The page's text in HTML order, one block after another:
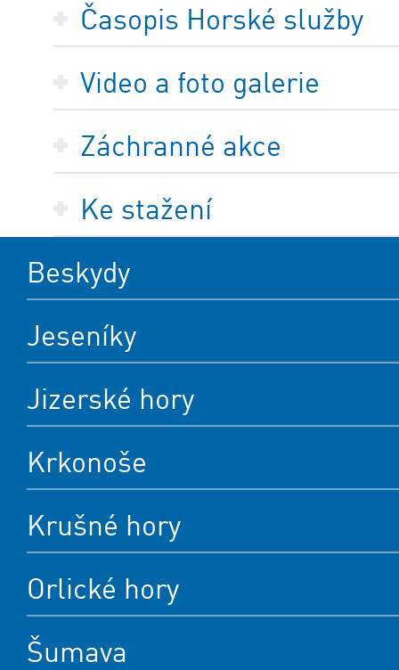
Časopis Horské služby
Video a foto galerie
Záchranné akce
Ke stažení
Beskydy
Jeseníky
Jizerské hory
Krkonoše
Krušné hory
Orlické hory
Šumava